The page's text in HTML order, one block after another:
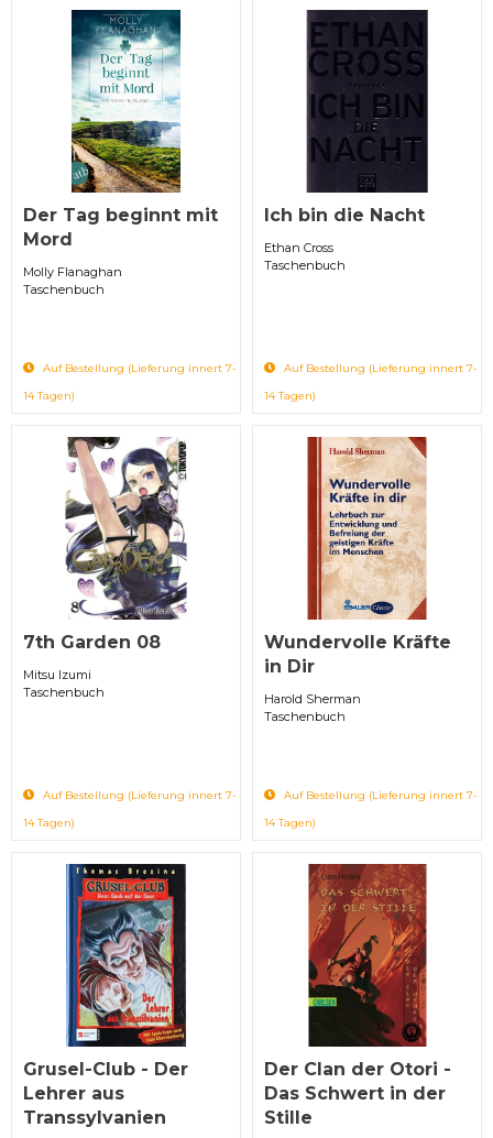
Der Tag beginnt mit
Mord
Molly Flanaghan
Taschenbuch
Auf Bestellung (Lieferung innert 7-
14 Tagen)
Ich bin die Nacht
Ethan Cross
Taschenbuch
Auf Bestellung (Lieferung innert 7-
14 Tagen)
7th Garden 08
Mitsu Izumi
Taschenbuch
Auf Bestellung (Lieferung innert 7-
14 Tagen)
Wundervolle Kräfte
in Dir
Harold Sherman
Taschenbuch
Auf Bestellung (Lieferung innert 7-
14 Tagen)
Grusel-Club - Der
Lehrer aus
Transsylvanien
Der Clan der Otori -
Das Schwert in der
Stille